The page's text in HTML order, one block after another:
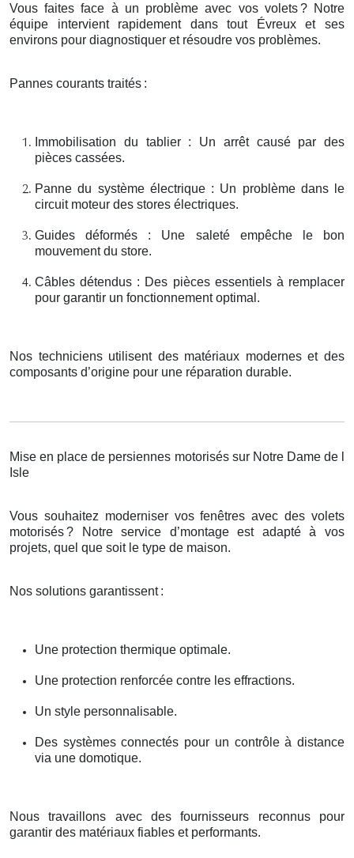
Vous faites face à un problème avec vos volets? Notre
équipe intervient rapidement dans tout Évreux et ses
environs pour diagnostiquer et résoudre vos probl èmes.
Pannes courants traités :
Immobilisation du tablier : Un arrêt causé par des
pièces cassées.
Panne du système électrique : Un problème dans le
circuit moteur des stores électriques.
Guides déformés : Une saleté empêche le bon
mouvement du store.
Câbles détendus : Des pièces essentiels à remplacer
pour garantir un fonctionnement optimal.
Nos techniciens utilisent des matériaux modernes et des
composants d’origine pour une réparation durable.
Mise en place de persiennes motorisés sur Notre Dame de l
Isle
Vous souhaitez moderniser vos fenêtres avec des volets
motorisés? Notre service d’montage est adapté à vos
projets, quel que soit le type de maison.
Nos solutions garantissent :
Une protection thermique optimale.
Une protection renforcée contre les effractions.
Un style personnalisable.
Des systèmes connectés pour un contrôle à distance
via une domotique.
Nous travaillons avec des fournisseurs reconnus pour
garantir des matériaux fiables et performants.